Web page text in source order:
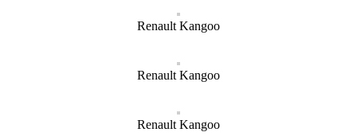
Renault Kangoo
Renault Kangoo
Renault Kangoo